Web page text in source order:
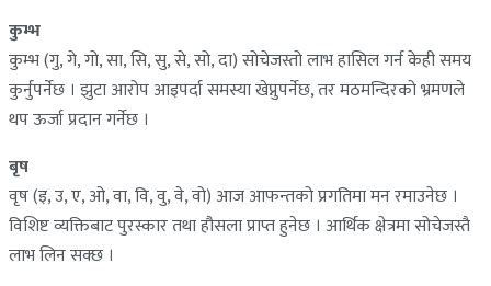
कुम्भ
कुम्भ (गु, गे, गो, सा, सि, सु, से, सो, दा) सोचेजस्तो लाभ हासिल गर्न केही समय
कुर्नुपर्नेछ । झुटा आरोप आइपर्दा समस्या खेप्नुपर्नेछ, तर मठमन्दिरको भ्रमणले
थप ऊर्जा प्रदान गर्नेछ ।
बृष
वृष (इ, उ, ए, ओ, वा, वि, वु, वे, वो) आज आफन्तको प्रगतिमा मन रमाउनेछ ।
विशिष्ट व्यक्तिबाट पुरस्कार तथा हौसला प्राप्त हुनेछ । आर्थिक क्षेत्रमा सोचेजस्तै
लाभ लिन सक्छ ।